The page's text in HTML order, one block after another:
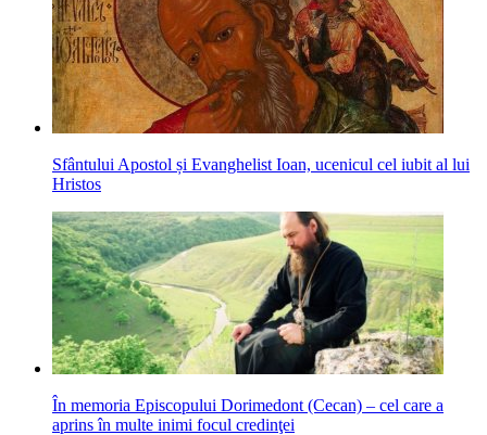
Sfântului Apostol și Evanghelist Ioan, ucenicul cel iubit al lui
Hristos
În memoria Episcopului Dorimedont (Cecan) – cel care a
aprins în multe inimi focul credinţei